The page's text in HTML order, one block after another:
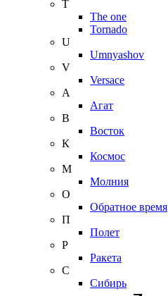
T
The one
Tornado
U
Umnyashov
V
Versace
А
Агат
В
Восток
К
Космос
М
Молния
О
Обратное время
П
Полет
Р
Ракета
С
Сибирь